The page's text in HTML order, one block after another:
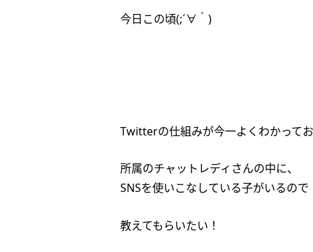
今日この頃(;´∀｀)
Twitterの仕組みが今一よくわかってお
所属のチャットレディさんの中に、
SNSを使いこなしている子がいるので
教えてもらいたい！